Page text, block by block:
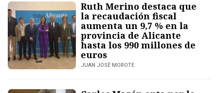
Ruth Merino destaca que
la recaudación fiscal
aumenta un 9,7 % en la
provincia de Alicante
hasta los 990 millones de
euros
JUAN JOSÉ MOROTE